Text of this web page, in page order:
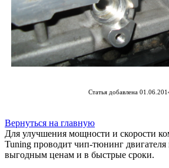
Статья добавлена
Вернуться на главную
Для улучшения мощности и скорости
Tuning проводит чип-тюнинг
выгодным ценам и в быстрые сроки.